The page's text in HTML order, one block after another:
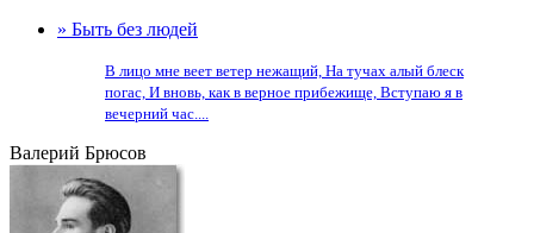
» Быть без людей
В лицо мне веет ветер нежащий, На тучах алый блеск
погас, И вновь, как в верное прибежище, Вступаю я в
вечерний час....
Валерий Брюсов